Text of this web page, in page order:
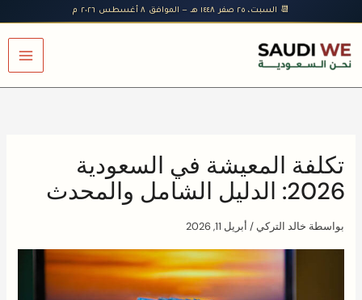
📆 السبت، ٢٥ صفر ١٤٤٨ هـ — الموافق ٨ أغسطس ٢٠٢٦ م
المحتوى
تكلفة المعيشة في السعودية
2026: الدليل الشامل والمحدث
بواسطة خالد التركي/ أبريل 11, 2026